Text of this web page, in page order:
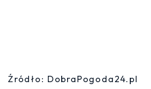
Źródło: DobraPogoda24.pl